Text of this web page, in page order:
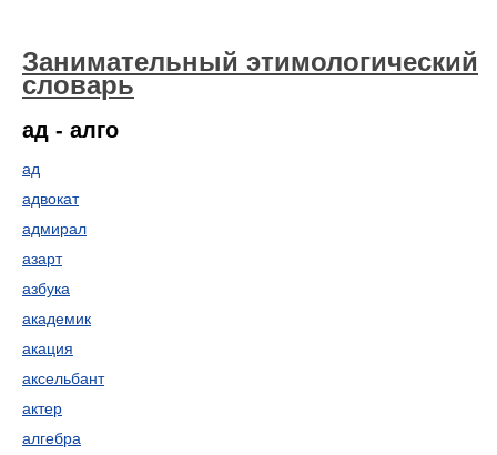
Занимательный этимологический
словарь
ад - алго
ад
адвокат
адмирал
азарт
азбука
академик
акация
аксельбант
актер
алгебра